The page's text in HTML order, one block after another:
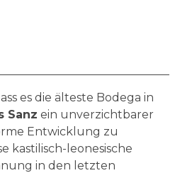
es die älteste Bodega in
Sanz ein unverzichtbarer
Entwicklung zu
kastilisch-leonesische
in den letzten